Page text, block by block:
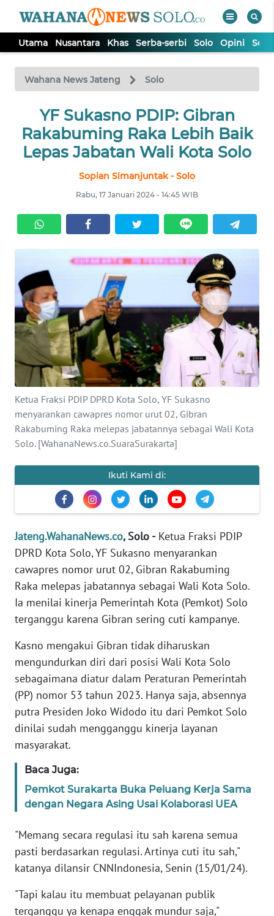
Utama Nusantara Khas Serba-serbi Solo Opini
Wahana News Jateng Solo
YF Sukasno PDIP: Gibran
Rakabuming Raka Lebih Baik
Lepas Jabatan Wali Kota Solo
Sopian Simanjuntak - Solo
Rabu, 17 Januari 2024 - 14:45 WIB
Ketua Fraksi PDIP DPRD Kota Solo, YF Sukasno
menyarankan cawapres nomor urut 02, Gibran
Rakabuming Raka melepas jabatannya sebagai Wali Kota
Solo. [WahanaNews.co.SuaraSurakarta]
Ikuti Kami di:
Jateng.WahanaNews.co, Solo -Ketua Fraksi PDIP
DPRD Kota Solo, YF Sukasno menyarankan
cawapres nomor urut 02, Gibran Rakabuming
Raka melepas jabatannya sebagai Wali Kota Solo.
Ia menilai kinerja Pemerintah Kota (Pemkot) Solo
terganggu karena Gibran sering cuti kampanye.
Kasno mengakui Gibran tidak diharuskan
mengundurkan diri dari posisi Wali Kota Solo
sebagaimana diatur dalam Peraturan Pemerintah
(PP) nomor 53 tahun 2023. Hanya saja, absennya
putra Presiden Joko Widodo itu dari Pemkot Solo
dinilai sudah mengganggu kinerja layanan
masyarakat.
Baca Juga:
Pemkot Surakarta Buka Peluang Kerja Sama
dengan Negara Asing Usai Kolaborasi UEA
"Memang secara regulasi itu sah karena semua
pasti berdasarkan regulasi. Artinya cuti itu sah,"
katanya dilansir CNNIndonesia, Senin (15/01/24).
"Tapi kalau itu membuat pelayanan publik
terganggu ya kenapa enggak mundur saja,"
TV
Tutup
UTAMA
NUSANTARA
SERBA-
SERBI
OPINI
SEMARANG
BOROBUDUR
Informasi
INDEKS
BERITA
KAMI
INFO
IKLAN
KAMI
PEDOMAN
MEDIA
REDAKSI
KARIR
DISCLAIMER
Wahana
Regional
SUMUT
WN
JAKARTA
WN